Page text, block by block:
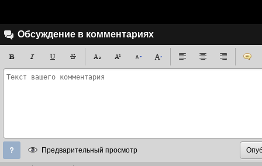
Обсуждение в комментариях
Предварительный просмотр